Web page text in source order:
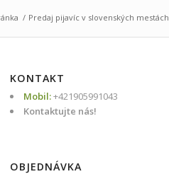
/ Predaj pijavíc v slovenských mestách
KONTAKT
Mobil:+421905991043
Kontaktujte nás!
OBJEDNÁVKA